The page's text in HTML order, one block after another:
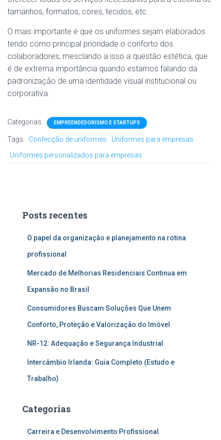
tamanhos, formatos, cores, tecidos, etc.
O mais importante é que os uniformes sejam elaborados
tendo como principal prioridade o conforto dos
colaboradores, mesclando a isso a questão estética, que
é de extrema importância quando estamos falando da
padronização de uma identidade visual institucional ou
corporativa.
Categorias: EMPREENDEDORISMO E STARTUPS
Tags: Confecção de uniformes
Uniformes para empresas
Uniformes personalizados para empresas
Posts recentes
O papel da organização e planejamento na rotina
profissional
Mercado de Melhorias Residenciais Continua em
Expansão no Brasil
Consumidores Buscam Soluções Que Unem
Conforto, Proteção e Valorização do Imóvel
NR-12: Adequação e Segurança Industrial
Intercâmbio Irlanda: Guia Completo (Estudo e
Trabalho)
Categorias
Carreira e Desenvolvimento Profissional